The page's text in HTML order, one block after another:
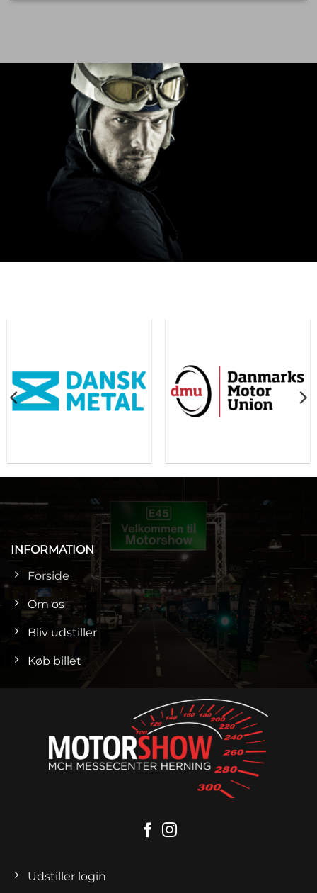
INFORMATION
Forside
Om os
Bliv udstiller
Køb billet
Udstiller login